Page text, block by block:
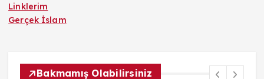
Linklerim
Gerçek İslam
Bakmamış Olabilirsiniz